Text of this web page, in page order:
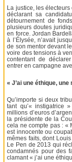
La justice, les
déclarant sa
détournement de
plusieurs doutes
en force. Jordan
à l’Élysée, n’avait
de son mentor devant
voire des tensions à
contentant de
entrer en campagne
« J’ai une éthique, une
Qu’importe si deux
tant qu’« instigatrice
millions d’euros
la présidente de la
cela ne compte pas : «
est innocente ou
mêmes faits, dont
Le Pen de 2013 qui
condamnés pour des
clamant « j’ai une